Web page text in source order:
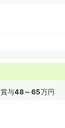
賞与48～65万円